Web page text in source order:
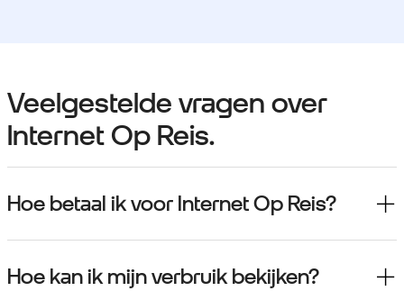
Veelgestelde vragen over
Internet Op Reis.
Hoe betaal ik voor Internet Op Reis?
Hoe kan ik mijn verbruik bekijken?